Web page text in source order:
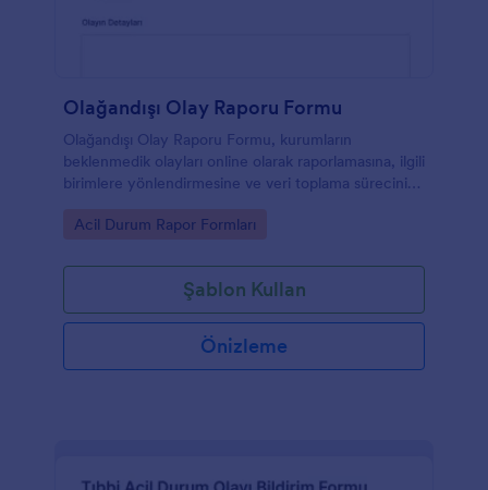
Olağandışı Olay Raporu Formu
Olağandışı Olay Raporu Formu, kurumların
beklenmedik olayları online olarak raporlamasına, ilgili
birimlere yönlendirmesine ve veri toplama sürecini
olur.
Go to Category:
Acil Durum Rapor Formları
Şablon Kullan
Önizleme